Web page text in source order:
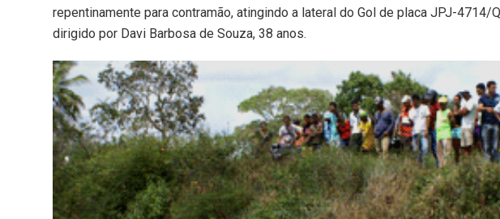
repentinamente para contramão, atingindo a lateral do Gol de placa JPJ-4714/
dirigido por Davi Barbosa de Souza, 38 anos.